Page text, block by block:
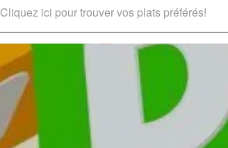
Cliquez ici pour trouver vos plats préférés!